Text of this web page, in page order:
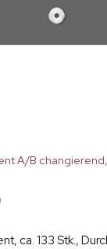
A/B
ca. 133 Stk.,